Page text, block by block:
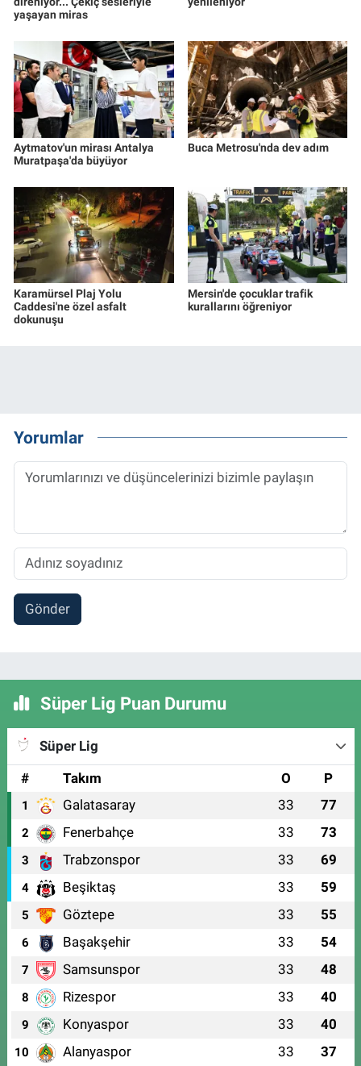
yaşayan miras
Aytmatov'un mirası Antalya
Muratpaşa'da büyüyor
Buca Metrosu'nda dev adım
Karamürsel Plaj Yolu
Caddesi'ne özel asfalt
dokunuşu
Mersin'de çocuklar trafik
kurallarını öğreniyor
Yorumlar
Gönder
Süper Lig Puan Durumu
Süper Lig
#
Takım O P
1 Galatasaray 33 77
2 Fenerbahçe 33 73
3 Trabzonspor 33 69
4 Beşiktaş 33 59
5 Göztepe 33 55
6 Başakşehir 33 54
7 Samsunspor 33 48
8 Rizespor 33 40
9 Konyaspor 33 40
10 Alanyaspor 33 37